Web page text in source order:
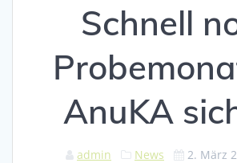
Schnell
AnuKA
admin News 2. März